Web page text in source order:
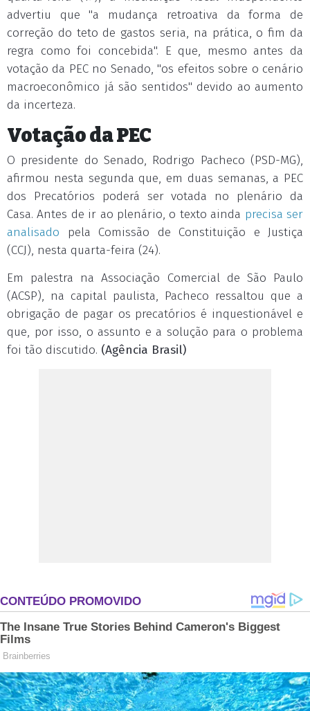
advertiu que "a mudança retroativa da forma de
correção do teto de gastos seria, na prática, o fim da
regra como foi concebida". E que, mesmo antes da
votação da PEC no Senado, "os efeitos sobre o cenário
macroeconômico já são sentidos" devido ao aumento
da incerteza.
Votação da PEC
O presidente do Senado, Rodrigo Pacheco (PSD-MG),
afirmou nesta segunda que, em duas semanas, a PEC
dos Precatórios poderá ser votada no plenário da
Casa. Antes de ir ao plenário, o texto ainda precisa ser
analisado pela Comissão de Constituição e Justiça
(CCJ), nesta quarta-feira (24).
Em palestra na Associação Comercial de São Paulo
(ACSP), na capital paulista, Pacheco ressaltou que a
obrigação de pagar os precatórios é inquestionável e
que, por isso, o assunto e a solução para o problema
foi tão discutido. (Agência Brasil)